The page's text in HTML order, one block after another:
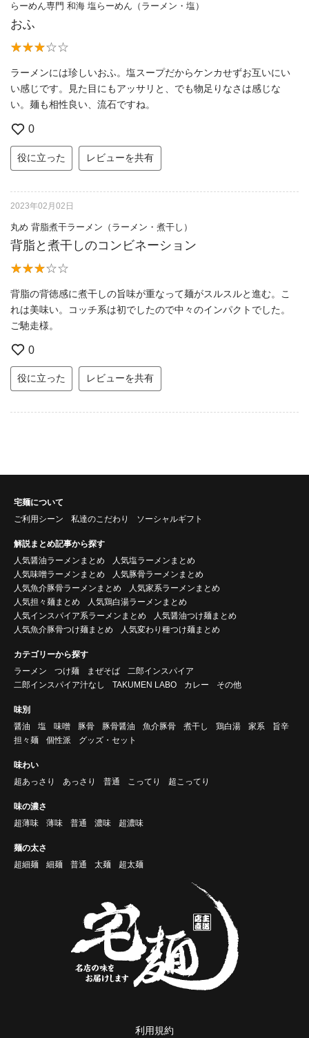
らーめん専門 和海 塩らーめん（ラーメン・塩）
おふ
ラーメンには珍しいおふ。塩スープだからケンカせずお互いにい
い感じです。見た目にもアッサリと、でも物足りなさは感じな
い。麺も相性良い、流石ですね。
0
役に立った レビューを共有
2023年02月02日
丸め 背脂煮干ラーメン（ラーメン・煮干し）
背脂と煮干しのコンビネーション
背脂の背徳感に煮干しの旨味が重なって麺がスルスルと進む。こ
れは美味い。コッチ系は初でしたので中々のインパクトでした。
ご馳走様。
0
役に立った レビューを共有
宅麺について
ご利用シーン
私達のこだわり ソーシャルギフト
解説まとめ記事から探す
人気醤油ラーメンまとめ
人気塩ラーメンまとめ
人気味噌ラーメンまとめ
人気豚骨ラーメンまとめ
人気魚介豚骨ラーメンまとめ
人気家系ラーメンまとめ
人気担々麺まとめ
人気鶏白湯ラーメンまとめ
人気インスパイア系ラーメンまとめ
人気醤油つけ麺まとめ
人気魚介豚骨つけ麺まとめ
人気変わり種つけ麺まとめ
カテゴリーから探す
ラーメン
つけ麺 まぜそば
二郎インスパイア
二郎インスパイア汁なし
TAKUMEN LABO カレー その他
味別
醤油
塩 味噌 豚骨 豚骨醤油 魚介豚骨 煮干し 鶏白湯 家系
旨辛
担々麺
個性派 グッズ・セット
味わい
超あっさり
あっさり 普通 こってり 超こってり
味の濃さ
超薄味
薄味 普通 濃味 超濃味
麺の太さ
超細麺
細麺 普通 太麺 超太麺
利用規約